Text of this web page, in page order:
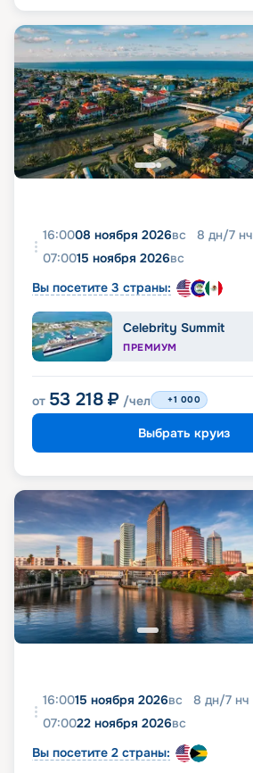
16:0008 ноября 2026вс 8 дн/7 нч
07:0015 ноября 2026вс
Вы посетите 3 страны:
Celebrity Summit
ПРЕМИУМ
от 53 218 ₽ /чел +1 000
Выбрать круиз
16:0015 ноября 2026вс 8 дн/7 нч
07:0022 ноября 2026вс
Вы посетите 2 страны: